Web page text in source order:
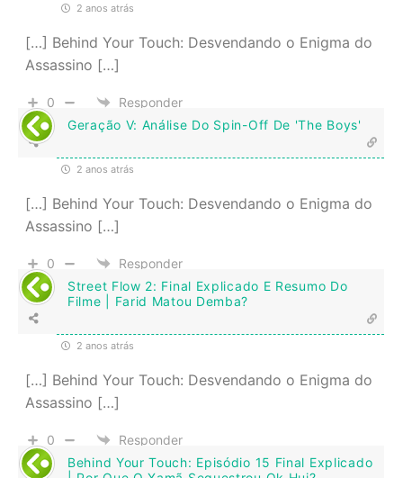
2 anos atrás
[…] Behind Your Touch: Desvendando o Enigma do
Assassino […]
0
Responder
Geração V: Análise Do Spin-Off De 'The Boys'
2 anos atrás
[…] Behind Your Touch: Desvendando o Enigma do
Assassino […]
0
Responder
Street Flow 2: Final Explicado E Resumo Do
Filme | Farid Matou Demba?
2 anos atrás
[…] Behind Your Touch: Desvendando o Enigma do
Assassino […]
0
Responder
Behind Your Touch: Episódio 15 Final Explicado